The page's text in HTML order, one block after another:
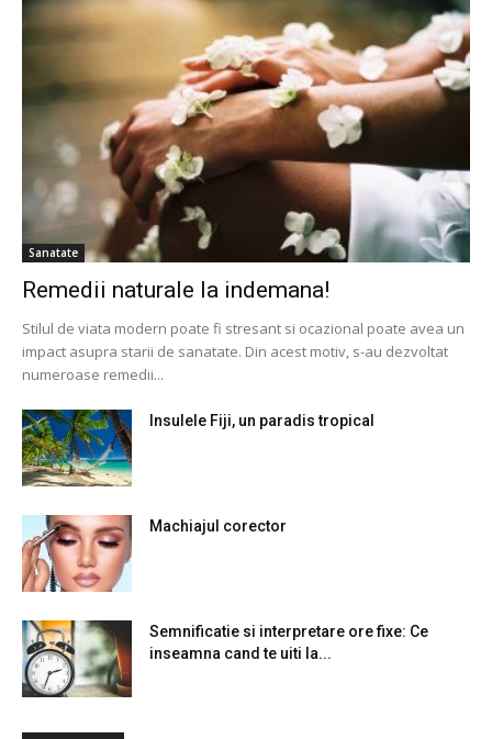
Sanatate
Remedii naturale la indemana!
Stilul de viata modern poate fi stresant si ocazional poate avea un
impact asupra starii de sanatate. Din acest motiv, s-au dezvoltat
numeroase remedii...
Insulele Fiji, un paradis tropical
Machiajul corector
Semnificatie si interpretare ore fixe: Ce
inseamna cand te uiti la...